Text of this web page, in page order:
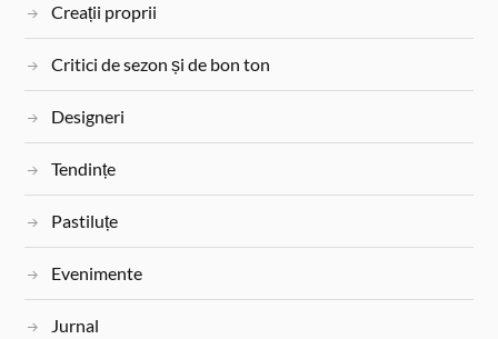
Creații proprii
Critici de sezon și de bon ton
Designeri
Tendințe
Pastiluțe
Evenimente
Jurnal